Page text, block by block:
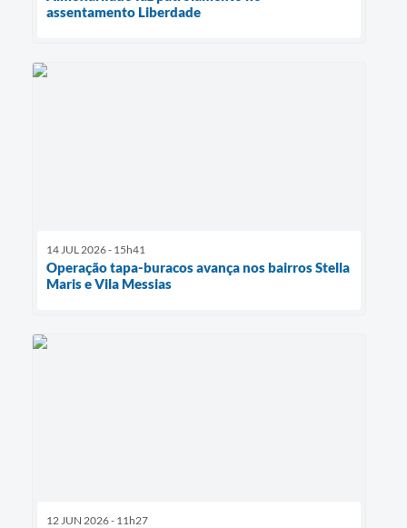
assentamento Liberdade
14 JUL 2026 - 15h41
Operação tapa-buracos avança nos bairros Stella
Maris e Vila Messias
12 JUN 2026 - 11h27